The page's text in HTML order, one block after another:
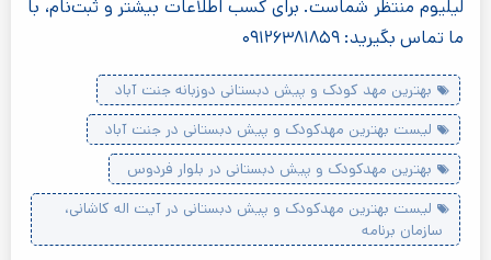
لیلیوم منتظر شماست. برای کسب اطلاعات بیشتر و ثبت‌نام، با
ما تماس بگیرید: ۰۹۱۲۶۳۸۱۸۵۹
بهترین مهد کودک و پیش دبستانی دوزبانه جنت آباد
لیست بهترین مهدکودک و پیش دبستانی در جنت آباد
بهترین مهدکودک و پیش دبستانی در بلوار فردوس
لیست بهترین مهدکودک و پیش دبستانی در آیت اله کاشانی،
سازمان برنامه